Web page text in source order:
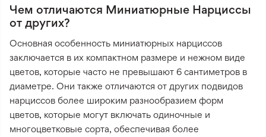
Чем отличаются Миниатюрные Нарциссы
от других?
Основная особенность миниатюрных нарциссов
заключается в их компактном размере и нежном виде
цветов, которые часто не превышают 6 сантиметров в
диаметре. Они также отличаются от других подвидов
нарциссов более широким разнообразием форм
цветов, которые могут включать одиночные и
многоцветковые сорта, обеспечивая более